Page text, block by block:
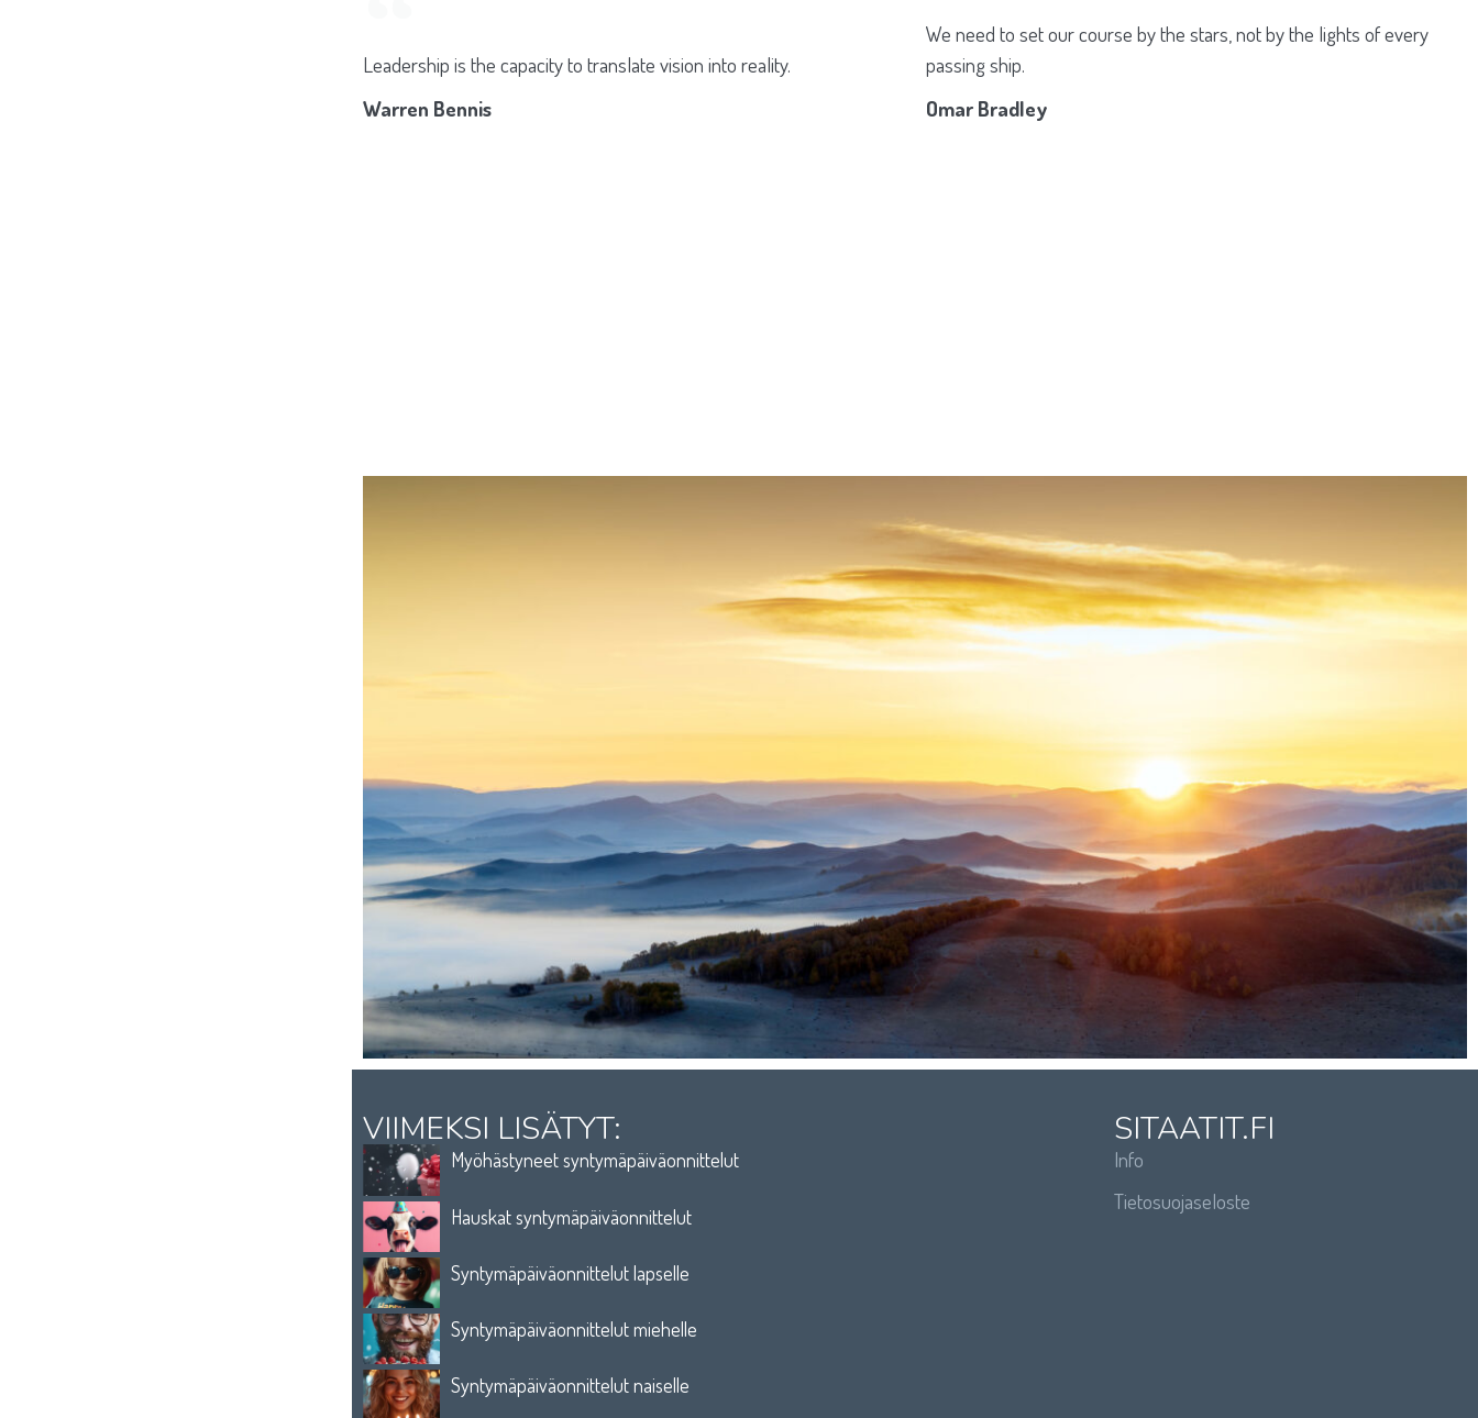
Leadership is the capacity to translate vision into reality.
Warren Bennis
We need to set our course by the stars, not by the lights of every
passing ship.
Omar Bradley
VIIMEKSI LISÄTYT:
Myöhästyneet syntymäpäiväonnittelut
Hauskat syntymäpäiväonnittelut
Syntymäpäiväonnittelut lapselle
Syntymäpäiväonnittelut miehelle
Syntymäpäiväonnittelut naiselle
SITAATIT.FI
Info
Tietosuojaseloste